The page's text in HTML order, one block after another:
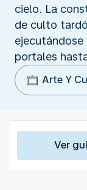
cielo. La
de culto
ejecutándose
portales
Arte Y
Ver